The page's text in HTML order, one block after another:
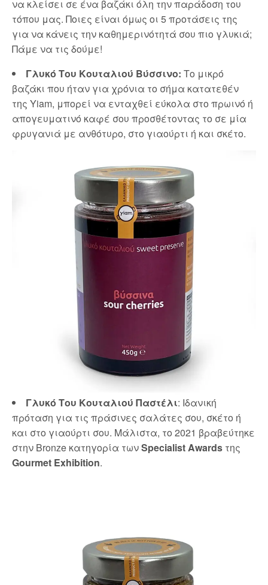
να κλείσει σε ένα βαζάκι όλη την παράδοση του
τόπου μας. Ποιες είναι όμως οι 5 προτάσεις της
για να κάνεις την καθημερινότητά σου πιο γλυκιά;
Πάμε να τις δούμε!
Γλυκό Του Κουταλιού Βύσσινο: Το μικρό
βαζάκι που ήταν για χρόνια το σήμα κατατεθέν
της Yiam, μπορεί να ενταχθεί εύκολα στο πρωινό ή
απογευματινό καφέ σου προσθέτοντας το σε μία
φρυγανιά με ανθότυρο, στο γιαούρτι ή και σκέτο.
Γλυκό Του Κουταλιού Παστέλι: Ιδανική
πρόταση για τις πράσινες σαλάτες σου, σκέτο ή
και στο γιαούρτι σου. Μάλιστα, το 2021 βραβεύτηκε
στην Bronze κατηγορία τωνSpecialist Awards της
Gourmet Exhibition.